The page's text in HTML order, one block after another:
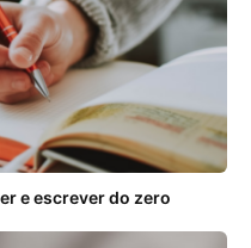
e escrever do zero